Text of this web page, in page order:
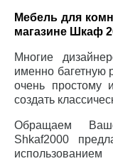
Мебель для
магазине Шкаф
Многие
именно багетную
очень простому
создать
Обращаем
Shkaf2000